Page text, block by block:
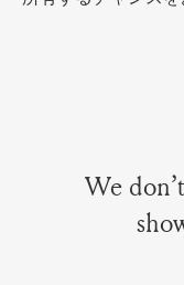
We